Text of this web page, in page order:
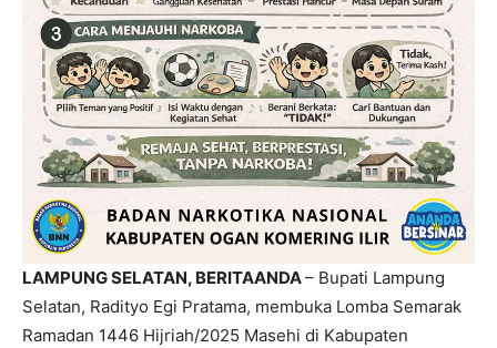
LAMPUNG SELATAN, BERITAANDA– Bupati Lampung
Selatan, Radityo Egi Pratama, membuka Lomba Semarak
Ramadan 1446 Hijriah/2025 Masehi di Kabupaten